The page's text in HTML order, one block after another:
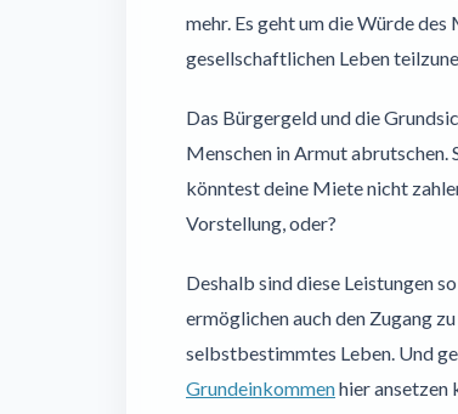
mehr. Es geht um die Würde
gesellschaftlichen Leben
Das Bürgergeld und die
Menschen in Armut abrutschen.
könntest deine Miete nicht
Vorstellung, oder?
Deshalb sind diese Leistungen
ermöglichen auch den Zugang
selbstbestimmtes Leben. Und
Grundeinkommenhier ansetzen